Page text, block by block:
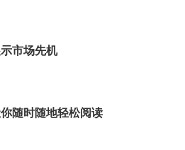
市场先机
随时随地轻松阅读